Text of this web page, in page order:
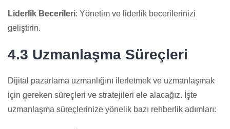
Liderlik Becerileri: Yönetim ve liderlik becerilerinizi
geliştirin.
4.3 Uzmanlaşma Süreçleri
Dijital pazarlama uzmanlığını ilerletmek ve uzmanlaşmak
için gereken süreçleri ve stratejileri ele alacağız. İşte
uzmanlaşma süreçlerinize yönelik bazı rehberlik adımları: